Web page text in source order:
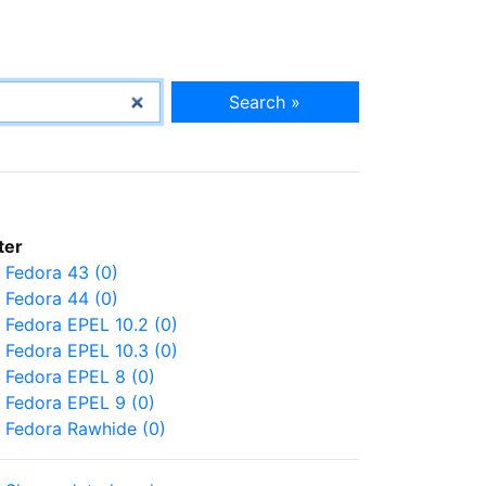
Search »
Fedora 43 (0)
Fedora 44 (0)
Fedora EPEL 10.2 (0)
Fedora EPEL 10.3 (0)
Fedora EPEL 8 (0)
Fedora EPEL 9 (0)
Fedora Rawhide (0)